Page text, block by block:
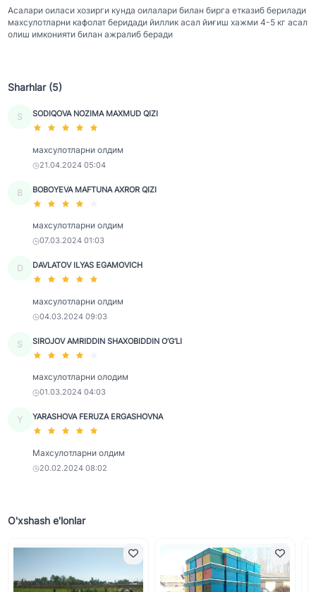
Асалари оиласи хозирги кунда оилалари билан бирга етказиб берилади
махсулотларни кафолат беридади йиллик асал йиғиш хажми 4-5 кг асал
олиш имконияти билан ажралиб беради
Sharhlar (5)
S SODIQOVA NOZIMA MAXMUD QIZI
махсулотларни олдим
21.04.2024 05:04
B BOBOYEVA MAFTUNA AXROR QIZI
махсулотларни олдим
07.03.2024 01:03
D DAVLATOV ILYAS EGAMOVICH
махсулотларни олдим
04.03.2024 09:03
S SIROJOV AMRIDDIN SHAXOBIDDIN O‘G‘LI
махсулотларни олодим
01.03.2024 04:03
Y YARASHOVA FERUZA ERGASHOVNA
Махсулотларни олдим
20.02.2024 08:02
O'xshash e'lonlar